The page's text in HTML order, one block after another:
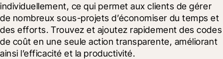
individuellement, ce qui permet aux clients de gérer
de nombreux sous-projets d’économiser du temps et
des efforts. Trouvez et ajoutez rapidement des codes
de coût en une seule action transparente, améliorant
ainsi l’efficacité et la productivité.